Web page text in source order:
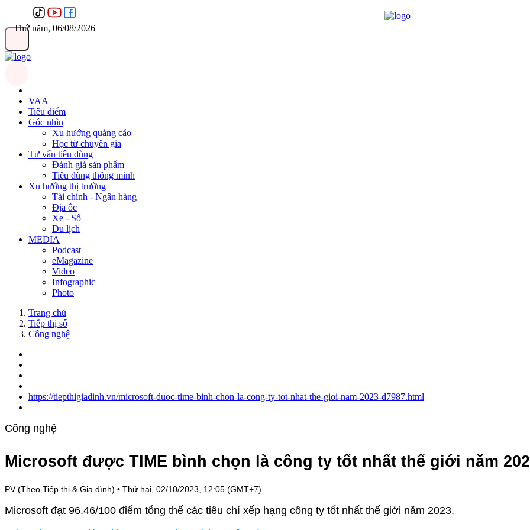
Thứ năm, 06/08/2026
VAA
Tiêu điểm
Góc nhìn
Xu hướng quảng cáo
Học từ chuyên gia
Tư vấn tiêu dùng
Đánh giá sản phẩm
Tiêu dùng thông minh
Xu hướng thị trường
Tài chính - Ngân hàng
Địa ốc
Xe - Số
Du lịch
MEDIA
Podcast
eMagazine
Video
Infographic
Photo
Trang chủ
Tiếp thị số
Công nghệ
https://tiepthigiadinh.vn/microsoft-duoc-time-binh-chon-la-cong-ty-tot-nhat-the-gioi-nam-2023-d7987.html
Công nghệ
Microsoft được TIME bình chọn là công ty tốt nhất thế giới năm
PV (Theo Tiếp thị & Gia đình) • Thứ hai, 02/10/2023, 12:05 (GMT+7)
Microsoft đạt 96.46/100 điểm tổng thế các tiêu chí xếp hạng công ty tốt nhất thế giới năm 2023.